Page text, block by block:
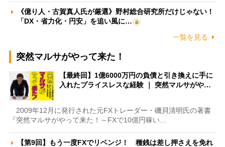
《億り人・古賀真人氏が厳選》野村総合研究所だけじゃない！
「DX・省力化・円安」を追い風に…
一覧を見る
突然マルサがやって来た！
【最終回】1億6000万円の負債と引き換えに手に
入れたプライスレスな経験 ｜ 突然マルサがや…
2009年12月に発行された元FXトレーダー・磯貝清明氏の著書
『突然マルサがやって来た！～FXで10億円稼い…
【第9回】もう一度FXでリベンジ！ 種銭は差し押さえを免れ